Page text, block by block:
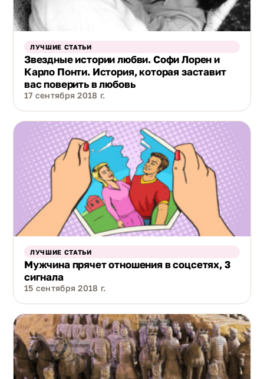
ЛУЧШИЕ СТАТЬИ
Звездные истории любви. Софи Лорен и
Карло Понти. История, которая заставит
вас поверить в любовь
17 сентября 2018 г.
ЛУЧШИЕ СТАТЬИ
Мужчина прячет отношения в соцсетях, 3
сигнала
15 сентября 2018 г.